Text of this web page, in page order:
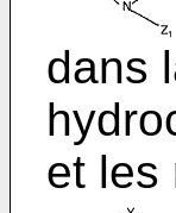
dans
et les